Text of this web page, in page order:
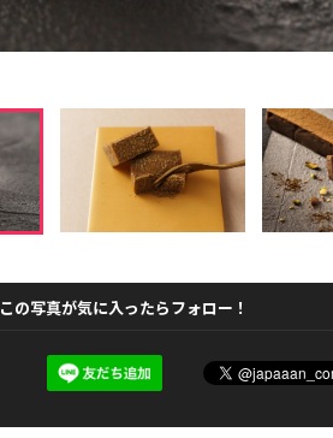
この写真が気に入ったらフォロー！